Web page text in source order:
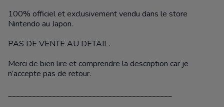
100% officiel et exclusivement vendu dans le store
Nintendo au Japon.
PAS DE VENTE AU DETAIL.
Merci de bien lire et comprendre la description car je
n’accepte pas de retour.
_________________________________________